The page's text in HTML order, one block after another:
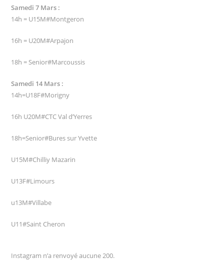
Samedi 7 Mars :
14h = U15M#Montgeron
16h = U20M#Arpajon
18h = Senior#Marcoussis
Samedi 14 Mars :
14h=U18F#Morigny
16h U20M#CTC Val d’Yerres
18h=Senior#Bures sur Yvette
U15M#Chilliy Mazarin
U13F#Limours
u13M#Villabe
U11#Saint Cheron
Instagram n’a renvoyé aucune 200.